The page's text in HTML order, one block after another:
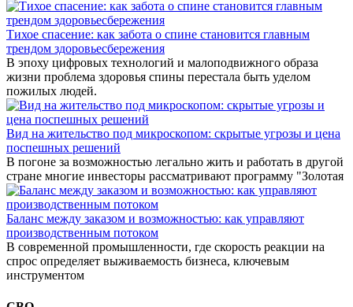
Тихое спасение: как забота о спине становится главным
трендом здоровьесбережения
В эпоху цифровых технологий и малоподвижного образа
жизни проблема здоровья спины перестала быть уделом
пожилых людей.
Вид на жительство под микроскопом: скрытые угрозы и цена
поспешных решений
В погоне за возможностью легально жить и работать в другой
стране многие инвесторы рассматривают программу "Золотая
Баланс между заказом и возможностью: как управляют
производственным потоком
В современной промышленности, где скорость реакции на
спрос определяет выживаемость бизнеса, ключевым
инструментом